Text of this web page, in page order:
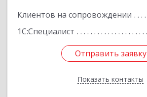
Клиентов на сопровождении
1С:Специалист
Отправить заявку
Показать контакты
Отправить заявку
Назад